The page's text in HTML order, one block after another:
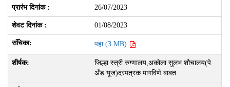
26/07/2023
01/08/2023
पहा (3 MB)
जिल्हा स्त्री रुग्णालय,अकोला सुलभ शौचालय(पे
अँड यूज)दरपत्रक मागविणे बाबत